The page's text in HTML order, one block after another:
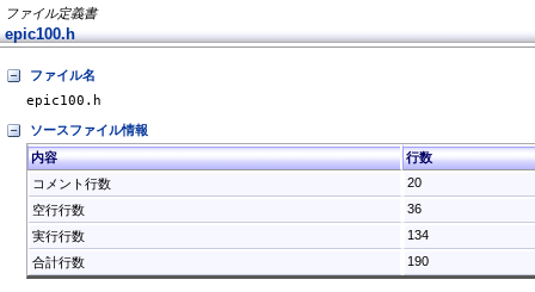
ファイル定義書
epic100.h
ファイル名
epic100.h
ソースファイル情報
内容
行数
コメント行数
20
空行行数
36
実行行数
134
合計行数
190